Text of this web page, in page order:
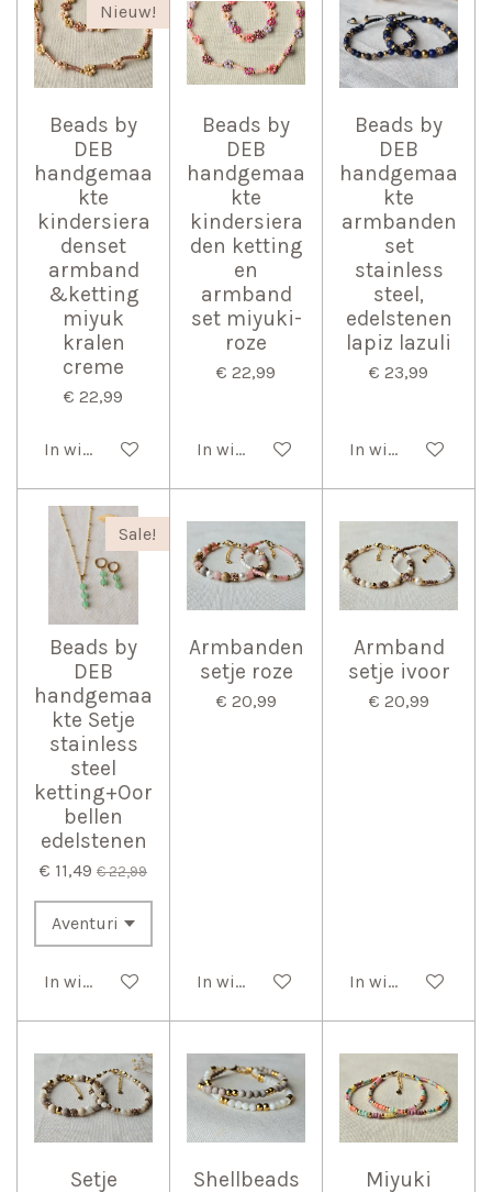
Nieuw!
Beads by
DEB
handgemaa
kte
kindersiera
denset
armband
&ketting
miyuk
kralen
creme
€ 22,99
In winkelwagen
Beads by
DEB
handgemaa
kte
kindersiera
den ketting
en
armband
set miyuki-
roze
€ 22,99
In winkelwagen
Beads by
DEB
handgemaa
kte
armbanden
set
stainless
steel,
edelstenen
lapiz lazuli
€ 23,99
In winkelwagen
Sale!
Beads by
DEB
handgemaa
kte Setje
stainless
steel
ketting+Oor
bellen
edelstenen
€ 11,49 € 22,99
In winkelwagen
Armbanden
setje roze
€ 20,99
In winkelwagen
Armband
setje ivoor
€ 20,99
In winkelwagen
Setje
Shellbeads
Miyuki